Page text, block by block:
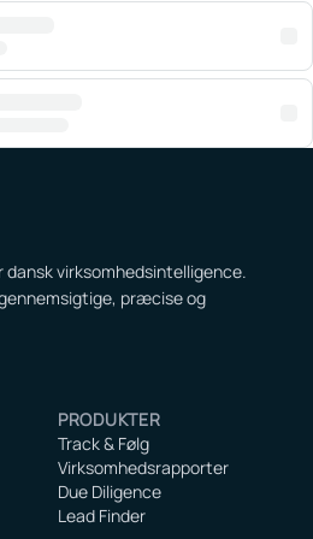
virksomhedsintelligence.
præcise og
PRODUKTER
Track & Følg
Virksomhedsrapporter
Due Diligence
Lead Finder